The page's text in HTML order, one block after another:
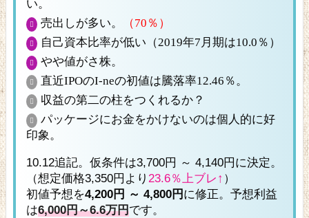
い。
売出しが多い。
（70％）
自己資本比率が低い（2019年7月期は10.0％）
やや値がさ株。
直近IPOのI-neの初値は騰落率12.46％。
収益の第二の柱をつくれるか？
パッケージにお金をかけないのは個人的に好
印象。
10.12追記。仮条件は3,700円 ～ 4,140円に決定。
（想定価格3,350円より 23.6％上ブレ↑ ）
初値予想を4,200円 ～ 4,800円 に修正。予想利益
は6,000円～6.6万円です。